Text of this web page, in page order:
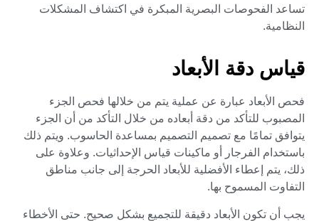
تساعد الفحوصات البصرية المبكرة في اكتشاف المشكلات
النظامية.
قياس دقة الأبعاد
فحص الأبعاد عبارة عن عملية يتم من خلالها فحص الجزء
المصبوب للتأكد من دقة أبعاده من خلال التأكد من أن الجزء
يتوافق تمامًا مع تصميم التصميم بمساعدة الحاسوب. ويتم ذلك
باستخدام الفرجار أو ماكينات قياس الإحداثيات. وعلاوة على
ذلك، يتم إعطاء الأفضلية للأبعاد الحرجة إلى جانب مناطق
التفاوت المسموح بها.
يجب أن تكون الأبعاد دقيقة للتجميع بشكل صحيح. حتى الأخطاء